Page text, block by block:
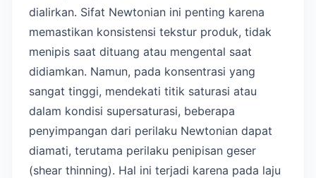
dialirkan. Sifat Newtonian ini penting karena
memastikan konsistensi tekstur produk, tidak
menipis saat dituang atau mengental saat
didiamkan. Namun, pada konsentrasi yang
sangat tinggi, mendekati titik saturasi atau
dalam kondisi supersaturasi, beberapa
penyimpangan dari perilaku Newtonian dapat
diamati, terutama perilaku penipisan geser
(shear thinning). Hal ini terjadi karena pada laju